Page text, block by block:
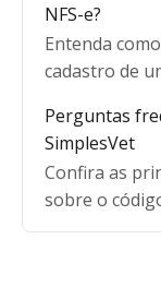
NFS-e?
Entenda
cadastro de
Perguntas
SimplesVet
Confira as
sobre o